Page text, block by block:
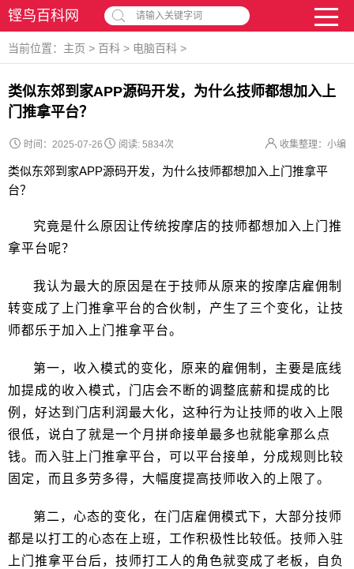
铿鸟百科网 请输入关键字词
当前位置： 主页 > 百科 > 电脑百科 >
类似东郊到家APP源码开发，为什么技师都想加入上
门推拿平台？
时间：2025-07-26 收集整理：小编
阅读: 5834次
类似东郊到家APP源码开发，为什么技师都想加入上门推拿平
台？
究竟是什么原因让传统按摩店的技师都想加入上门推
拿平台呢？
我认为最大的原因是在于技师从原来的按摩店雇佣制
转变成了上门推拿平台的合伙制，产生了三个变化，让技
师都乐于加入上门推拿平台。
第一，收入模式的变化，原来的雇佣制，主要是底线
加提成的收入模式，门店会不断的调整底薪和提成的比
例，好达到门店利润最大化，这种行为让技师的收入上限
很低，说白了就是一个月拼命接单最多也就能拿那么点
钱。而入驻上门推拿平台，可以平台接单，分成规则比较
固定，而且多劳多得，大幅度提高技师收入的上限了。
第二，心态的变化，在门店雇佣模式下，大部分技师
都是以打工的心态在上班，工作积极性比较低。技师入驻
上门推拿平台后，技师打工人的角色就变成了老板，自负